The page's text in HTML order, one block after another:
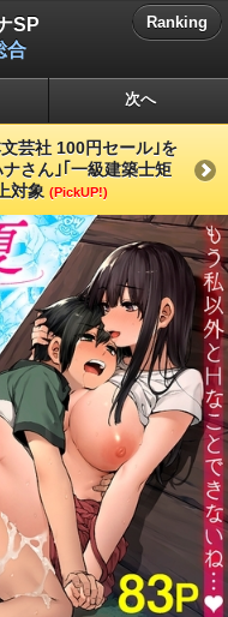
SP
合
Ranking
次へ
芸社 100円セール｣を
さん｣｢一級建築士矩
対象 (PickUP!)